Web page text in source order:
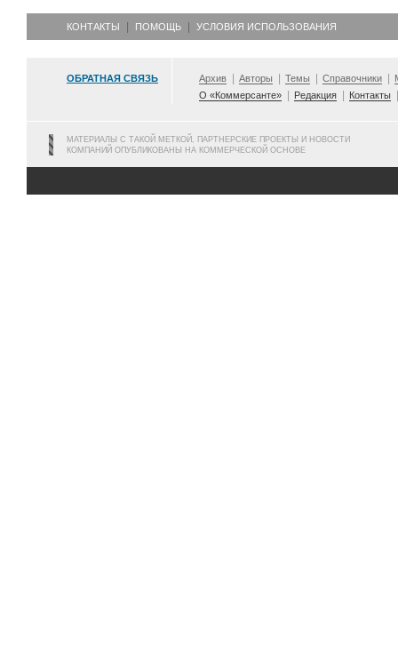
КОНТАКТЫ ПОМОЩЬ УСЛОВИЯ ИСПОЛЬЗОВАНИЯ
ОБРАТНАЯ СВЯЗЬ Архив Авторы Темы Справочники
О «Коммерсанте»
Редакция Контакты
МАТЕРИАЛЫ С ТАКОЙ МЕТКОЙ, ПАРТНЕРСКИЕ ПРОЕКТЫ И НОВОСТИ
КОМПАНИЙ ОПУБЛИКОВАНЫ НА КОММЕРЧЕСКОЙ ОСНОВЕ